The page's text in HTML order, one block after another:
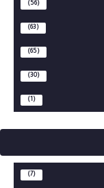
(56)
(63)
(65)
(30)
(1)
(7)